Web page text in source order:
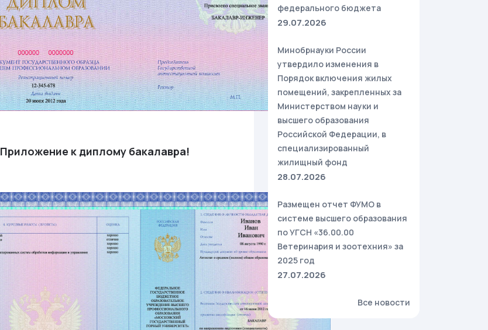
Приложение к диплому бакалавра!
федерального бюджета
29.07.2026
Минобрнауки России
утвердило изменения в
Порядок включения жилых
помещений, закрепленных за
Министерством науки и
высшего образования
Российской Федерации, в
специализированный
жилищный фонд
28.07.2026
Размещен отчет ФУМО в
системе высшего образования
по УГСН «36.00.00
Ветеринария и зоотехния» за
2025 год
27.07.2026
Все новости